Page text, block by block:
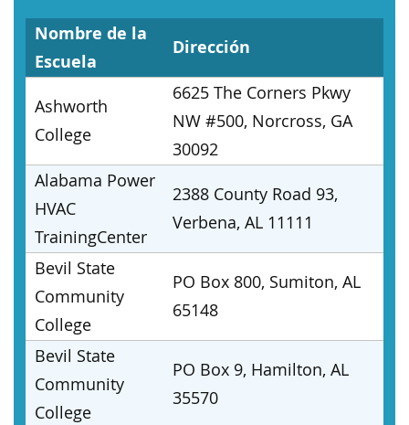
Nombre de la
Escuela
Dirección
Ashworth
College
6625 The Corners Pkwy
NW #500, Norcross, GA
30092
Alabama Power
HVAC
TrainingCenter
2388 County Road 93,
Verbena, AL 11111
Bevil State
Community
College
PO Box 800, Sumiton, AL
65148
Bevil State
Community
College
PO Box 9, Hamilton, AL
35570